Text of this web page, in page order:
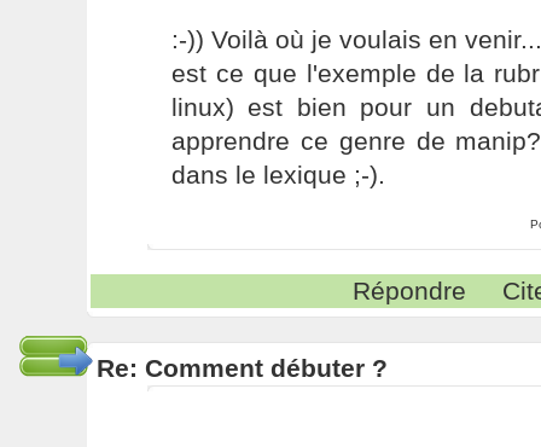
:-)) Voilà où je voulais en
est ce que l'exemple de la
linux) est bien pour un
apprendre ce genre de
dans le lexique ;-).
Répondre
Re: Comment débuter ?